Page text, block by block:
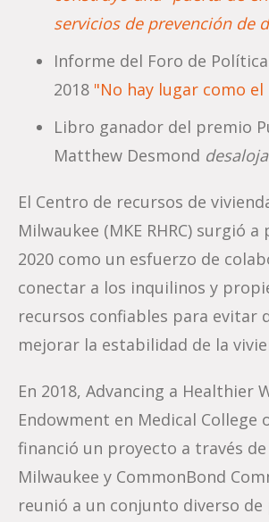
servicios de prevención de
Informe del Foro de
2018 "No hay lugar como el
Libro ganador del premio
Matthew Desmond
El Centro de recursos de
Milwaukee (MKE RHRC) surgió
2020 como un esfuerzo de
conectar a los inquilinos y
recursos confiables para evitar
mejorar la estabilidad de la
En 2018, Advancing a Healthier
Endowment en Medical College
financió un proyecto a través
Milwaukee y CommonBond
reunió a un conjunto diverso de